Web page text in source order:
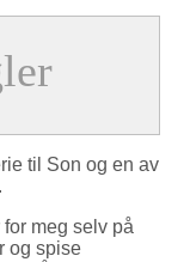
til Son og en av
meg selv på
og spise